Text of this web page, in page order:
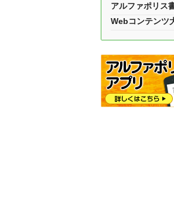
アルファポリス
Webコンテンツ